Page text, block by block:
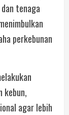
tenaga
perkebunan
kebun,
agar lebih